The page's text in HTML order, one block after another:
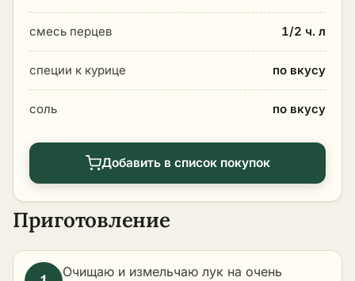
смесь перцев 1/2 ч. л
специи к курице по вкусу
соль по вкусу
Добавить в список покупок
Приготовление
Очищаю и измельчаю лук на очень